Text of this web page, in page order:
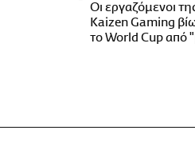
Οι εργαζόμενοι
Kaizen Gaming
το World Cup από